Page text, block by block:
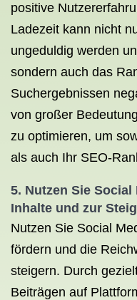
positive
Ladezeit kann nicht
ungeduldig werden
sondern auch das
Suchergebnissen
von großer
zu optimieren, um
als auch Ihr SEO-
5. Nutzen Sie
Inhalte und zur
Nutzen Sie Social
fördern und die
steigern. Durch
Beiträgen auf